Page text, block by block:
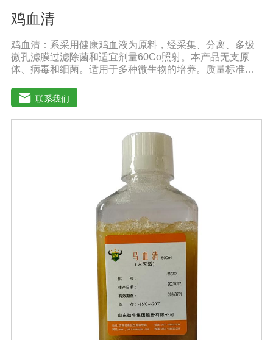
鸡血清
鸡血清：系采用健康鸡血液为原料，经采集、分离、多级
微孔滤膜过滤除菌和适宜剂量60Co照射。本产品无支原
体、病毒和细菌。适用于多种微生物的培养。质量标准：
1000ml/瓶保存：-15℃―-20℃有效期：5年注意事项：解
冻：采用逐步解冻法（ -20℃→2-8℃→ 室温），可减少沉
淀的产生使血清质量不会受到影响。
联系我们